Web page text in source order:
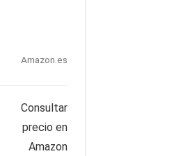
Amazon.es
Consultar
precio en
Amazon